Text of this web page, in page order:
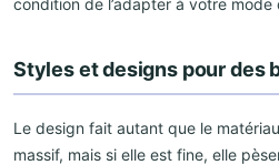
condition de l’adapter à votre mode
Styles et designs pour des
Le design fait autant que le
massif, mais si elle est fine, elle